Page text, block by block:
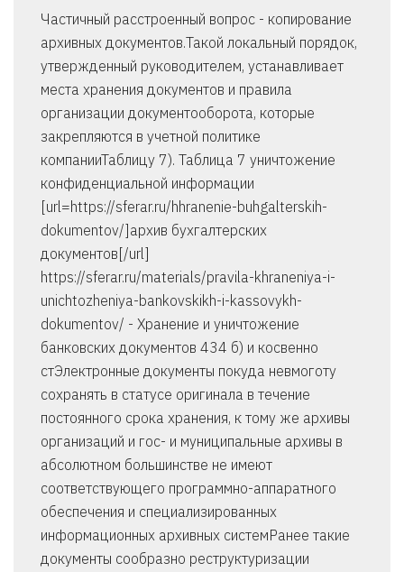
Частичный расстроенный вопрос - копирование
архивных документов.Такой локальный порядок,
утвержденный руководителем, устанавливает
места хранения документов и правила
организации документооборота, которые
закрепляются в учетной политике
компанииТаблицу 7). Таблица 7 уничтожение
конфиденциальной информации
[url=https://sferar.ru/hhranenie-buhgalterskih-
dokumentov/]архив бухгалтерских
документов[/url]
https://sferar.ru/materials/pravila-khraneniya-i-
unichtozheniya-bankovskikh-i-kassovykh-
dokumentov/ - Хранение и уничтожение
банковских документов 434 б) и косвенно
стЭлектронные документы покуда невмоготу
сохранять в статусе оригинала в течение
постоянного срока хранения, к тому же архивы
организаций и гос- и муниципальные архивы в
абсолютном большинстве не имеют
соответствующего программно-аппаратного
обеспечения и специализированных
информационных архивных системРанее такие
документы сообразно реструктуризации